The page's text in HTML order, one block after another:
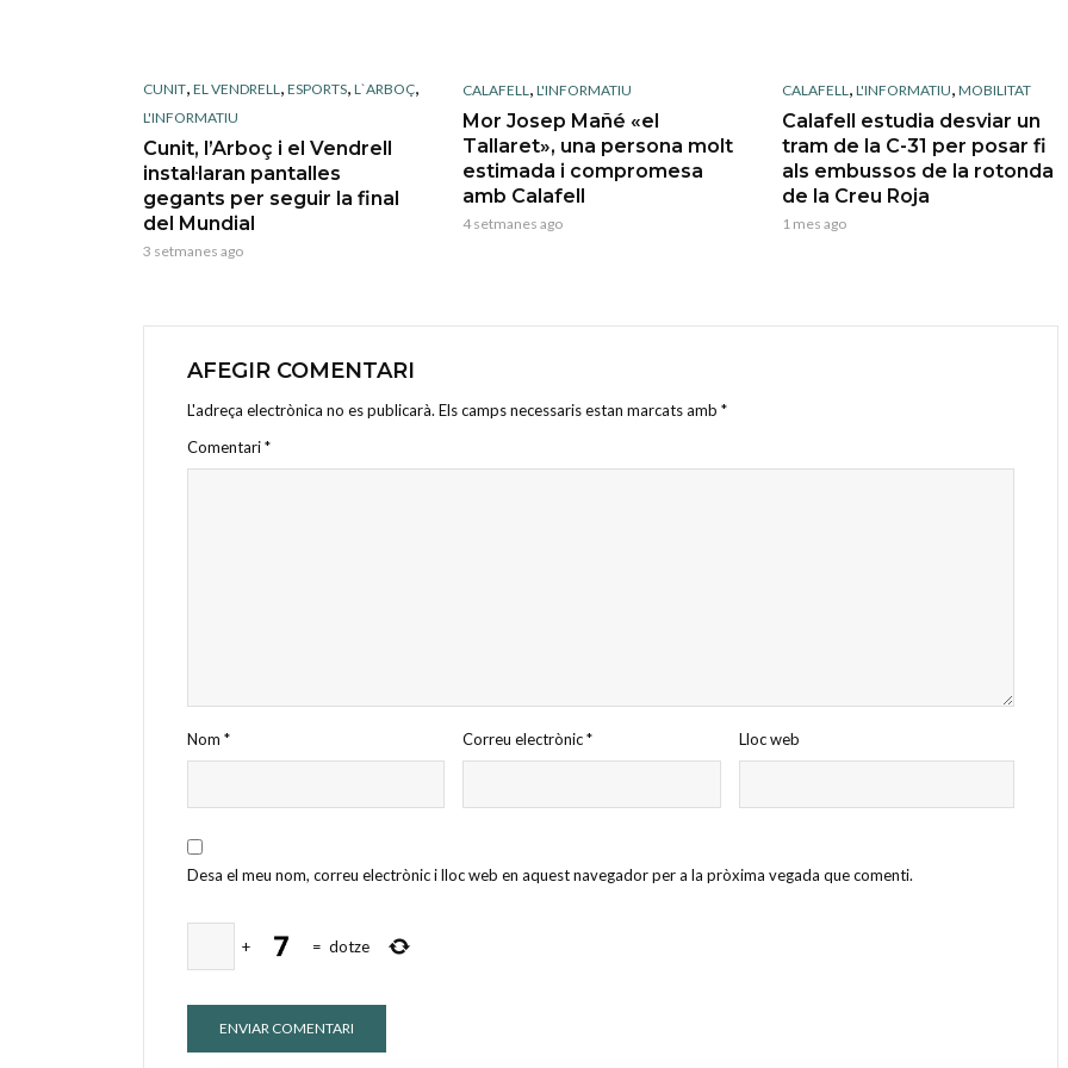
CUNIT, EL VENDRELL, ESPORTS, L`ARBOÇ,
L'INFORMATIU
Cunit, l’Arboç i el Vendrell
instal·laran pantalles
gegants per seguir la final
del Mundial
3 setmanes ago
CALAFELL, L'INFORMATIU
Mor Josep Mañé «el
Tallaret», una persona molt
estimada i compromesa
amb Calafell
4 setmanes ago
CALAFELL, L'INFORMATIU, MOBILITAT
Calafell estudia desviar un
tram de la C-31 per posar fi
als embussos de la rotonda
de la Creu Roja
1 mes ago
AFEGIR COMENTARI
L'adreça electrònica no es publicarà. Els camps necessaris estan marcats amb *
Comentari*
Nom * Correu electrònic* Lloc web
Desa el meu nom, correu electrònic i lloc web en aquest navegador per a la pròxima vegada que comenti.
+ = dotze